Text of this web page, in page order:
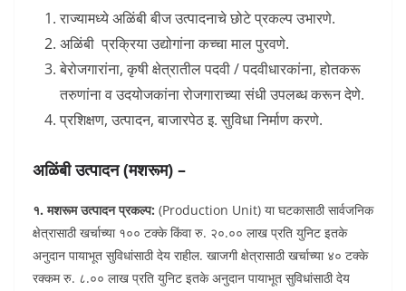
राज्यामध्ये अळिंबी बीज उत्पादनाचे छोटे प्रकल्प उभारणे.
अळिंबी प्रक्रिया उद्योगांना कच्चा माल पुरवणे.
बेरोजगारांना, कृषी क्षेत्रातील पदवी / पदवीधारकांना, होतकरू
तरुणांना व उदयोजकांना रोजगाराच्या संधी उपलब्ध करून देणे.
प्रशिक्षण, उत्पादन, बाजारपेठ इ. सुविधा निर्माण करणे.
अळिंबी उत्पादन (मशरूम) –
१. मशरूम उत्पादन प्रकल्प: (Production Unit) या घटकासाठी सार्वजनिक
क्षेत्रासाठी खर्चाच्या १०० टक्के किंवा रु. २०.०० लाख प्रति युनिट इतके
अनुदान पायाभूत सुविधांसाठी देय राहील. खाजगी क्षेत्रासाठी खर्चाच्या ४० टक्के
रक्कम रु. ८.०० लाख प्रति युनिट इतके अनुदान पायाभूत सुविधांसाठी देय